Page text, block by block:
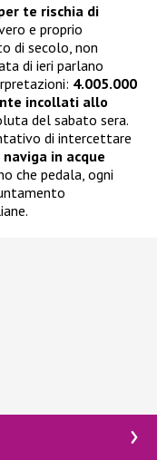
te rischia di
e proprio
di secolo, non
di ieri parlano
4.005.000
incollati allo
del sabato sera.
di intercettare
in acque
che pedala, ogni